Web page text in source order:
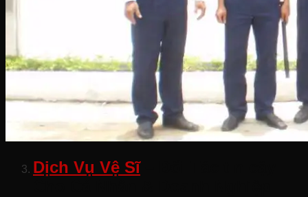
Dịch Vụ Vệ Sĩ– Đối Tác tin cậy